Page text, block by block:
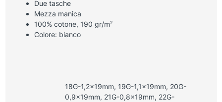
Due tasche
Mezza manica
100% cotone, 190 gr/m2
Colore: bianco
18G-1,2x19mm, 19G-1,1x19mm, 20G-
0,9x19mm, 21G-0,8x19mm, 22G-